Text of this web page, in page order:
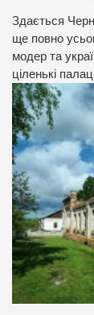
Здається
ще повно
модер та
ціленькі